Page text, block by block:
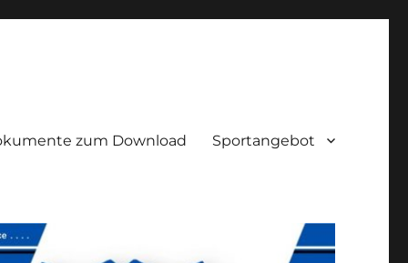
zum Download Sportangebot